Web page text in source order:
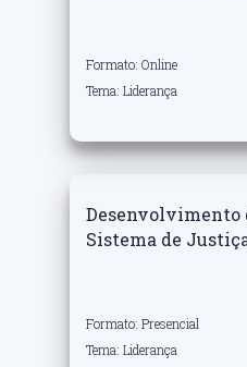
Formato: Online
Tema: Liderança
Desenvolvimento
Sistema de
Formato: Presencial
Tema: Liderança